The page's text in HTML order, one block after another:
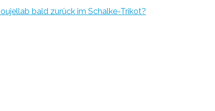
bald zurück im Schalke-Trikot?